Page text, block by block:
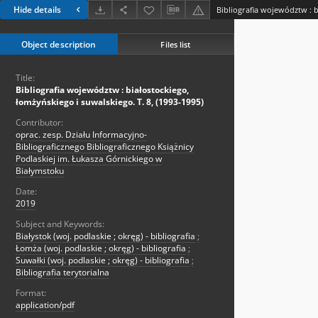
Hide details
Object description Files list
Title:
Bibliografia województw : białostockiego,
łomżyńskiego i suwalskiego. T. 8, (1993-1995)
Contributor:
oprac. zesp. Działu Informacyjno-
Bibliograficznego Bibliograficznego Książnicy
Podlaskiej im. Łukasza Górnickiego w
Białymstoku
Date:
2019
Subject and Keywords:
Białystok (woj. podlaskie ; okręg) - bibliografia ;
Łomża (woj. podlaskie ; okręg) - bibliografia ;
Suwałki (woj. podlaskie ; okręg) - bibliografia ;
Bibliografia terytorialna
Format:
application/pdf